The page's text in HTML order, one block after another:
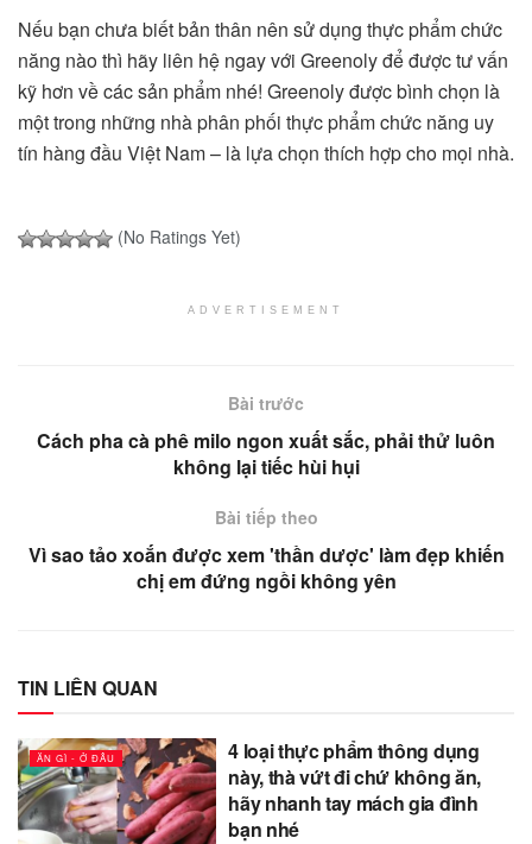
Nếu bạn chưa biết bản thân nên sử dụng thực phẩm chức
năng nào thì hãy liên hệ ngay với Greenoly để được tư vấn
kỹ hơn về các sản phẩm nhé! Greenoly được bình chọn là
một trong những nhà phân phối thực phẩm chức năng uy
tín hàng đầu Việt Nam – là lựa chọn thích hợp cho mọi nhà.
(No Ratings Yet)
ADVERTISEMENT
Bài trước
Cách pha cà phê milo ngon xuất sắc, phải thử luôn
không lại tiếc hùi hụi
Bài tiếp theo
Vì sao tảo xoắn được xem 'thần dược' làm đẹp khiến
chị em đứng ngồi không yên
TIN LIÊN QUAN
ĂN GÌ - Ở ĐÂU
4 loại thực phẩm thông dụng
này, thà vứt đi chứ không ăn,
hãy nhanh tay mách gia đình
bạn nhé